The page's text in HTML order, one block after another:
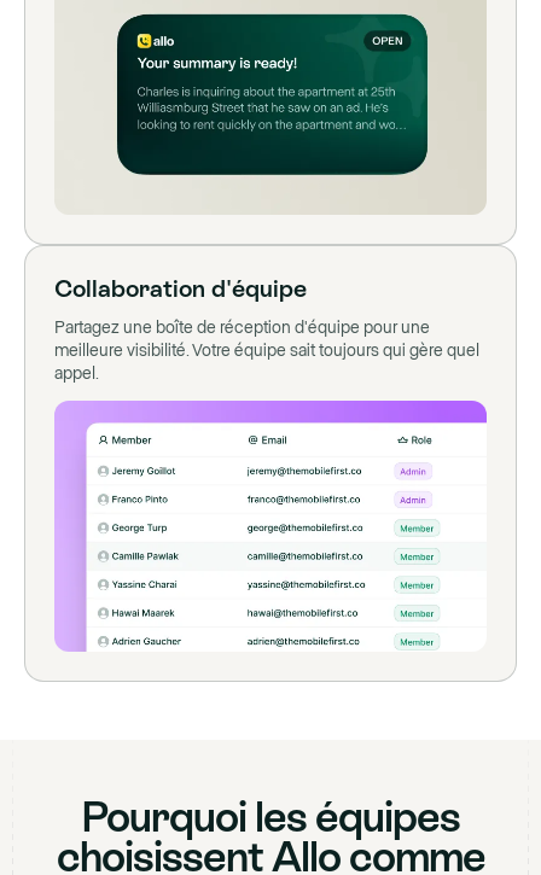
Collaboration d'équipe
Partagez une boîte de réception d'équipe pour une
meilleure visibilité. Votre équipe sait toujours qui gère quel
appel.
Pourquoi les équipes
choisissent Allo comme